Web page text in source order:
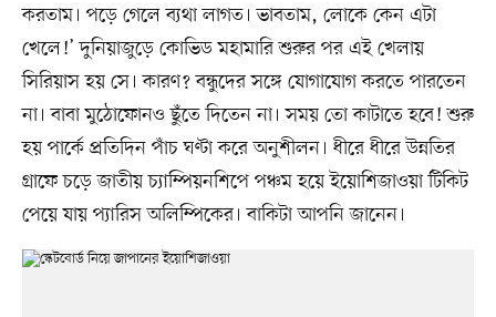
করতাম। পড়ে গেলে ব্যথা লাগত। ভাবতাম, লোকে কেন এটা
খেলে!’ দুনিয়াজুড়ে কোভিড মহামারি শুরুর পর এই খেলায়
সিরিয়াস হয় সে। কারণ? বন্ধুদের সঙ্গে যোগাযোগ করতে পারতেন
না। বাবা মুঠোফোনও ছুঁতে দিতেন না। সময় তো কাটাতে হবে! শুরু
হয় পার্কে প্রতিদিন পাঁচ ঘণ্টা করে অনুশীলন। ধীরে ধীরে উন্নতির
গ্রাফে চড়ে জাতীয় চ্যাম্পিয়নশিপে পঞ্চম হয়ে ইয়োশিজাওয়া টিকিট
পেয়ে যায় প্যারিস অলিম্পিকের। বাকিটা আপনি জানেন।